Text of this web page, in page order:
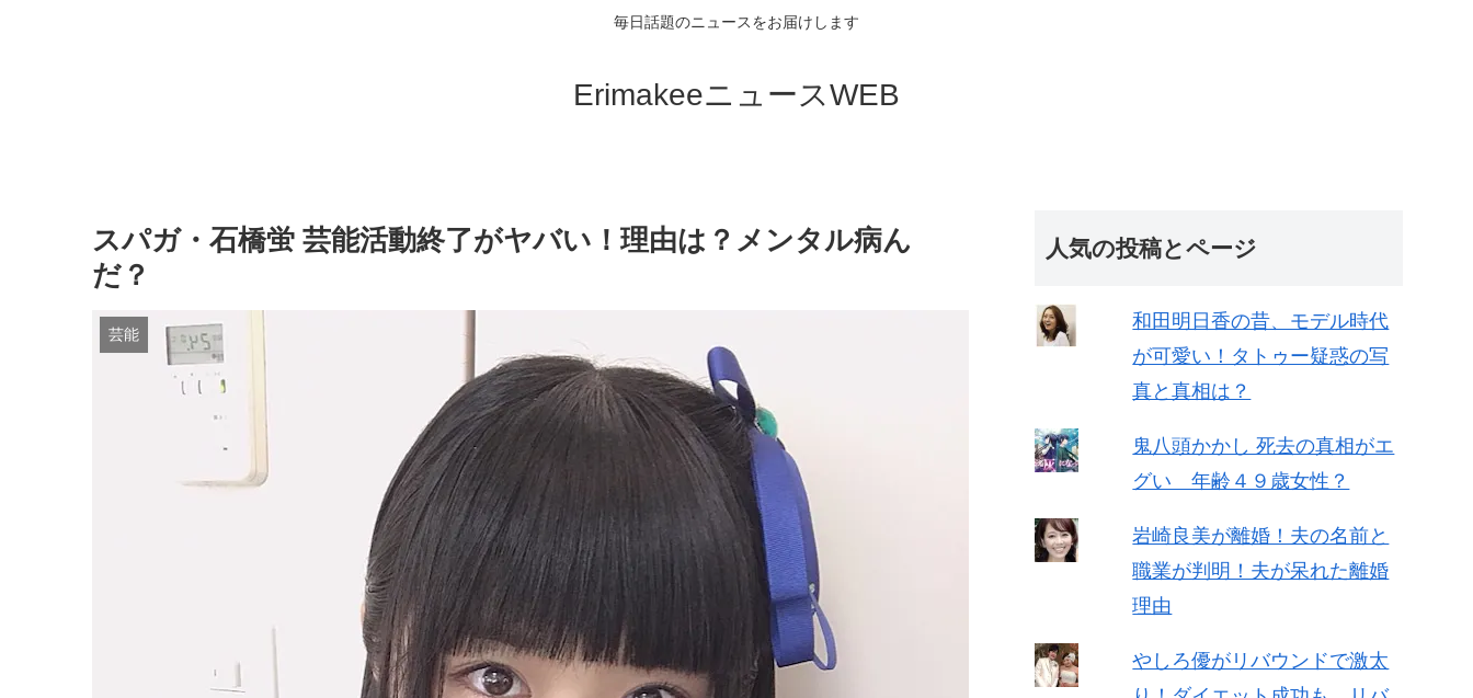
毎日話題のニュースをお届けします
ErimakeeニュースWEB
スパガ・石橋蛍 芸能活動終了がヤバい！理由は？メンタル病ん
だ？
芸能
人気の投稿とページ
和田明日香の昔、モデル時代
が可愛い！タトゥー疑惑の写
真と真相は？
鬼八頭かかし 死去の真相がエ
グい 年齢４９歳女性？
岩崎良美が離婚！夫の名前と
職業が判明！夫が呆れた離婚
理由
やしろ優がリバウンドで激太